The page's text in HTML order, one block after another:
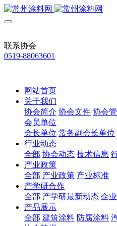
联系协会
0519-88063601
网站首页
关于我们
协会简介 协会文件 协会
会员单位
会长单位 常务副会长单位
行业动态
全部 协会动态 技术信息
产业政策
全部 产业政策 产业标准
产学研合作
全部 产学研最新动态 企
产品展示
全部 建筑涂料 防腐涂料